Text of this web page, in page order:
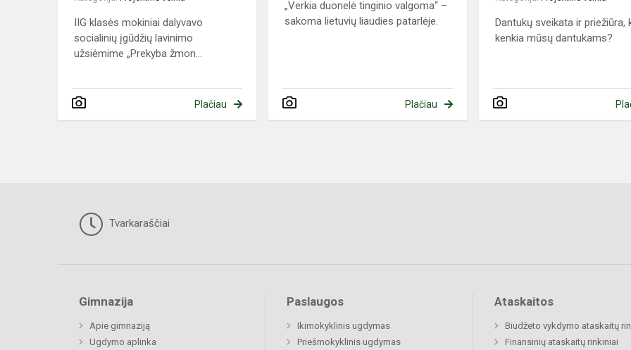
IIG klasės mokiniai dalyvavo
socialinių įgūdžių lavinimo
užsiėmime „Prekyba žmon...
Plačiau
„Verkia duonelė tinginio valgoma“ –
sakoma lietuvių liaudies patarlėje.
Plačiau
Dantukų sveikata ir priežiūra,
kenkia mūsų dantukams?
Tvarkaraščiai
Gimnazija
Apie gimnaziją
Ugdymo aplinka
Paslaugos
Ikimokyklinis ugdymas
Priešmokyklinis ugdymas
Ataskaitos
Biudžeto vykdymo ataskaitų
Finansinių ataskaitų rinkiniai